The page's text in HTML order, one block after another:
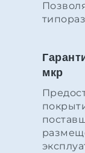
мкр